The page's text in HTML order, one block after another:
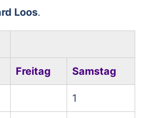
Loos.
Freitag Samstag
1